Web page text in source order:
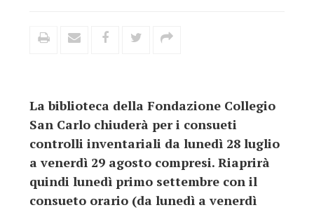
La biblioteca della Fondazione Collegio
San Carlo chiuderà per i consueti
controlli inventariali da lunedì 28 luglio
a venerdì 29 agosto compresi. Riaprirà
quindi lunedì primo settembre con il
consueto orario (da lunedì a venerdì